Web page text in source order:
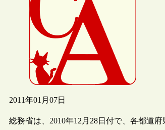
2011年01月07日
総務省は、2010年12月28日付で、各都道